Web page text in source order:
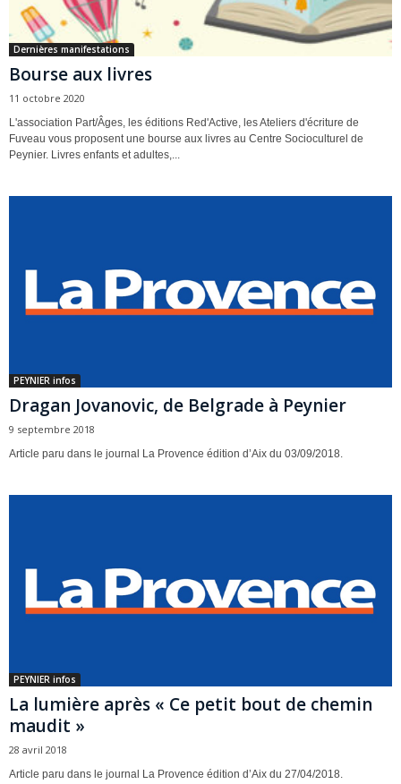
Dernières manifestations
Bourse aux livres
11 octobre 2020
L'association Part/Âges, les éditions Red'Active, les Ateliers d'écriture de
Fuveau vous proposent une bourse aux livres au Centre Socioculturel de
Peynier. Livres enfants et adultes,...
PEYNIER infos
Dragan Jovanovic, de Belgrade à Peynier
9 septembre 2018
Article paru dans le journal La Provence édition d’Aix du 03/09/2018.
PEYNIER infos
La lumière après « Ce petit bout de chemin
maudit »
28 avril 2018
Article paru dans le journal La Provence édition d’Aix du 27/04/2018.